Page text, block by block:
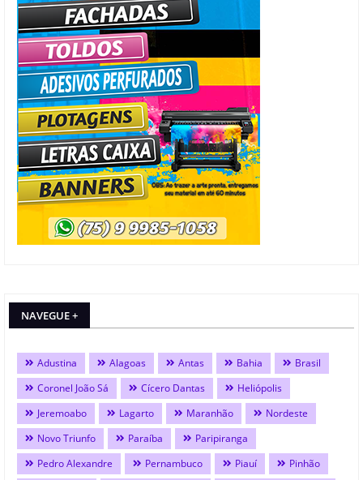
NAVEGUE +
Adustina Alagoas Antas Bahia
Brasil
Coronel João Sá
Cícero Dantas
Heliópolis
Jeremoabo
Lagarto Maranhão
Nordeste
Novo Triunfo
Paraíba
Paripiranga
Pedro Alexandre
Pernambuco Piauí
Pinhão